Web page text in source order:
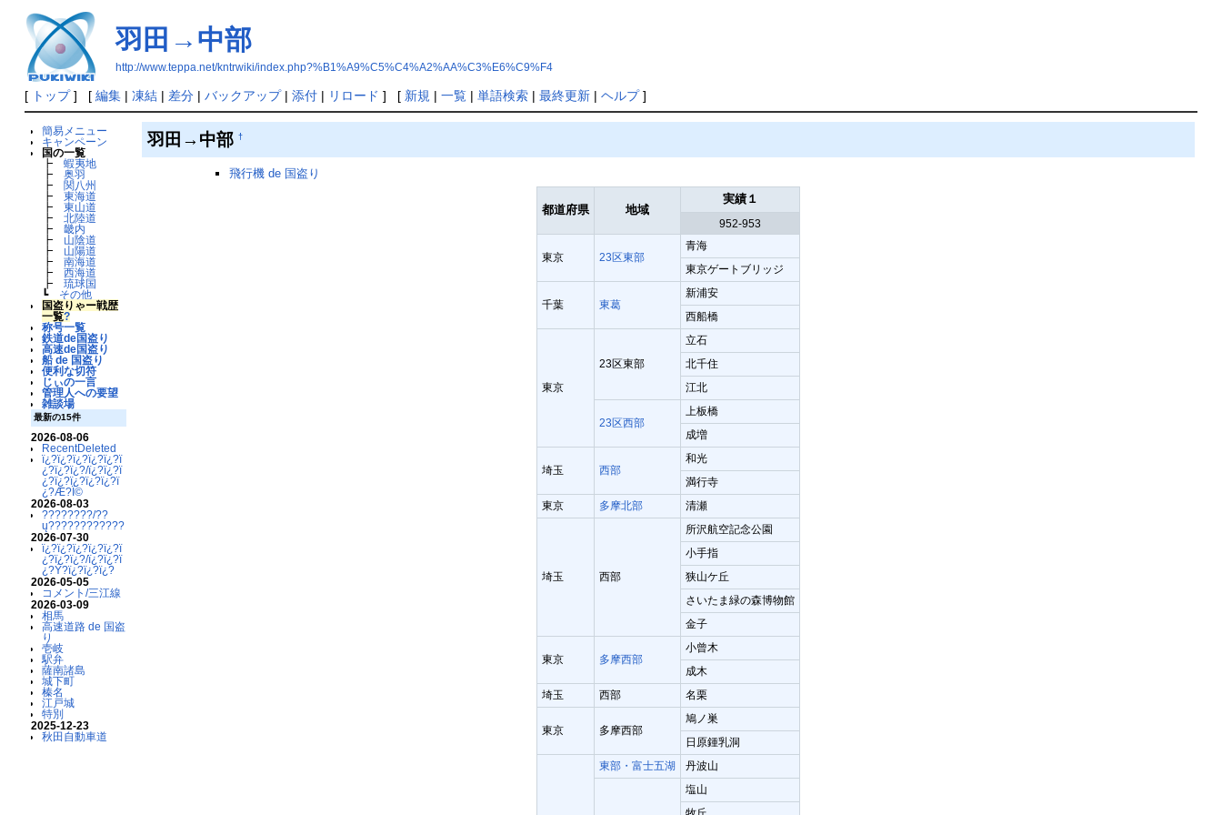
羽田→中部
http://www.teppa.net/kntrwiki/index.php?%B1%A9%C5%C4%A2%AA%C3%E6%C9%F4
[ トップ] [ 編集| 凍結| 差分| バックアップ| 添付| リロード ] [ 新規 | 一覧| 単語検索| 最終更新| ヘルプ]
簡易メニュー
キャンペーン
国の一覧
┣ 蝦夷地
┣ 奥羽
┣
関八州
┣ 東海道
┣ 東山道
┣ 北陸道
┣ 畿内
┣
山陰道
┣
山陽道
┣ 南海道
┣ 西海道
┣ 琉球国
┗
その他
国盗りゃー戦歴
一覧?
称号一覧
鉄道de国盗り
高速de国盗り
船 de 国盗り
便利な切符
じぃの一言
管理人への要望
雑談場
最新の15件
2026-08-06
RecentDeleted
ï¿?ï¿?ï¿?ï¿?ï¿?ï
¿?ï¿?ï¿?/ï¿?ï¿?ï
¿?ï¿?ï¿?ï¿?ï¿?ï
¿?Æ?Ï©
2026-08-03
????????/??
ų????????????
2026-07-30
ï¿?ï¿?ï¿?ï¿?ï¿?ï
¿?ï¿?ï¿?/ï¿?ï¿?ï
¿?Ý?ï¿?ï¿?ï¿?
2026-05-05
コメント/三江線
2026-03-09
相馬
高速道路 de 国盗
り
壱岐
駅弁
薩南諸島
城下町
榛名
江戸城
特別
2025-12-23
秋田自動車道
羽田→中部†
飛行機 de 国盗り
都道府県 地域
実績１
952-953
東京 23区東部
青海
東京ゲートブリッジ
千葉 東葛
新浦安
西船橋
東京
23区東部
立石
北千住
江北
23区西部
上板橋
成増
埼玉 西部
和光
満行寺
東京
多摩北部 清瀬
埼玉 西部
所沢航空記念公園
小手指
狭山ケ丘
さいたま緑の森博物館
金子
東京 多摩西部
小曾木
成木
埼玉
西部 名栗
東京 多摩西部
鳩ノ巣
日原鍾乳洞
東部・富士五湖
丹波山
塩山